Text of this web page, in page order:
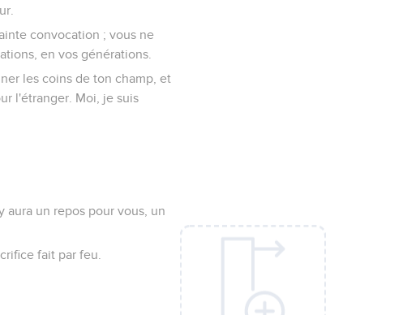
convocation ; vous ne
en vos générations.
les coins de ton champ, et
l'étranger. Moi, je suis
aura un repos pour vous, un
fait par feu.